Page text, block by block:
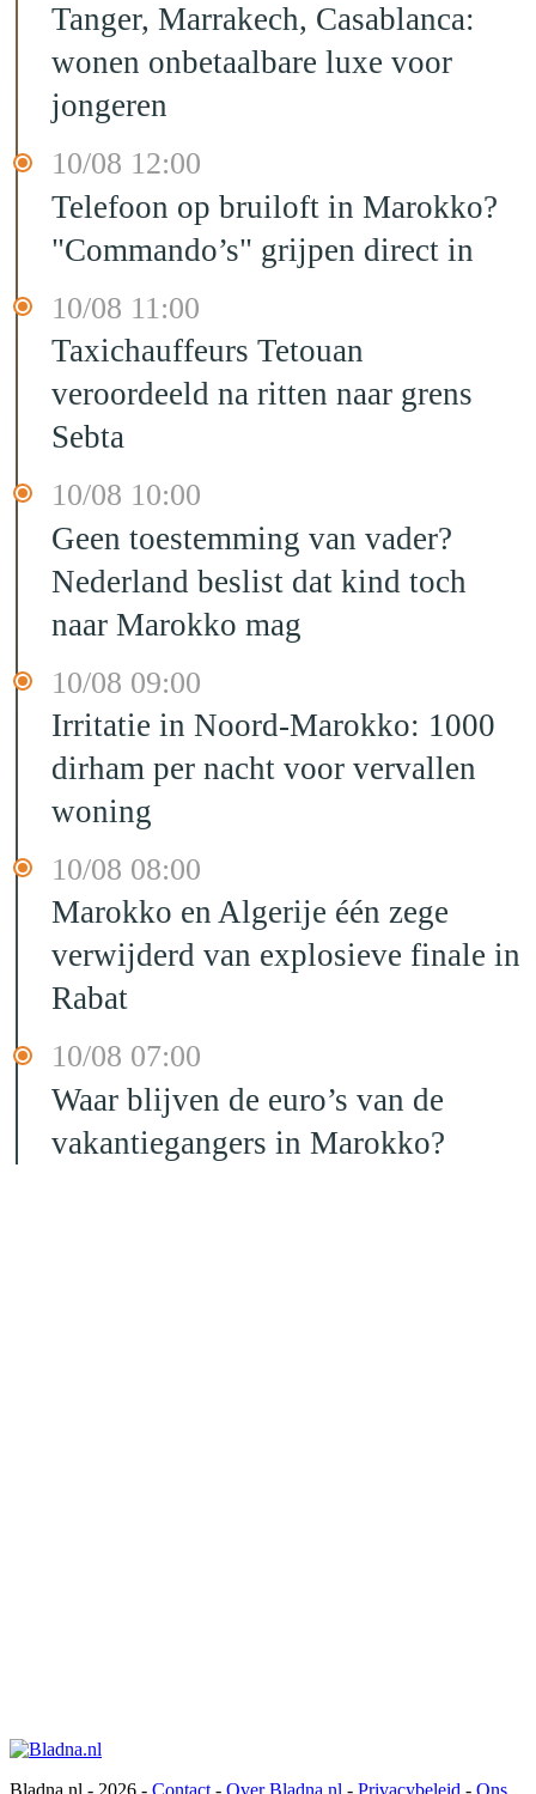
Tanger, Marrakech, Casablanca:
wonen onbetaalbare luxe voor
jongeren
10/08 12:00
Telefoon op bruiloft in Marokko?
"Commando’s" grijpen direct in
10/08 11:00
Taxichauffeurs Tetouan
veroordeeld na ritten naar grens
Sebta
10/08 10:00
Geen toestemming van vader?
Nederland beslist dat kind toch
naar Marokko mag
10/08 09:00
Irritatie in Noord-Marokko: 1000
dirham per nacht voor vervallen
woning
10/08 08:00
Marokko en Algerije één zege
verwijderd van explosieve finale in
Rabat
10/08 07:00
Waar blijven de euro’s van de
vakantiegangers in Marokko?
Bladna.nl - 2026 - Contact - Over Bladna.nl - Privacybeleid - Ons